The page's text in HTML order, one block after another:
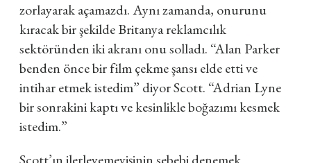
zorlayarak açamazdı. Aynı zamanda, onurunu
kıracak bir şekilde Britanya reklamcılık
sektöründen iki akranı onu solladı. “Alan Parker
benden önce bir film çekme şansı elde etti ve
intihar etmek istedim” diyor Scott. “Adrian Lyne
bir sonrakini kaptı ve kesinlikle boğazımı kesmek
istedim.”